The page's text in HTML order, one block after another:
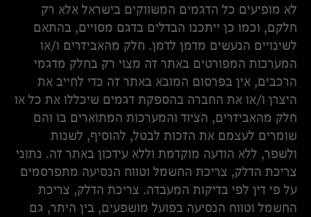
לא מופיעים כל הדגמים המשווקים בישראל אלא רק
חלקם, וכמו כן ייתכנו הבדלים בדגם מסויים, בהתאם
לשינויים הנעשים מדמן לדמן. חלק מהאביזרים ו/או
המערכות המפורטים באתר זה מצוי רק בחלק מדגמי
הרכבים, אין בפרסום המובא באתר זה כדי לחייב את
היצרן ו/או את החברה בהספקת דגמים שיכללו את כל או
חלק מהאביזרים, הציוד והמערכות המתוארים בו והם
שומרים לעצמם את הזכות לבטל, להוסיף, לשנות
ולשפר, ללא הודעה מוקדמת וללא עידכון באתר זה. נתוני
צריכת הדלק, צריכת החשמל וטווח הנסיעה מתפרסמים
על פי דין לפי בדיקות המעבדה. צריכת הדלק, צריכת
החשמל וטווח הנסיעה בפועל מושפעים, בין היתר, גם